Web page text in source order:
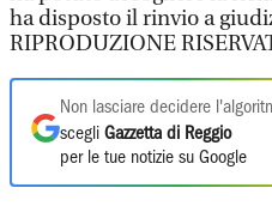
ha disposto il rinvio a
RIPRODUZIONE
Non lasciare decidere
scegli Gazzetta di Reggio
per le tue notizie su Google